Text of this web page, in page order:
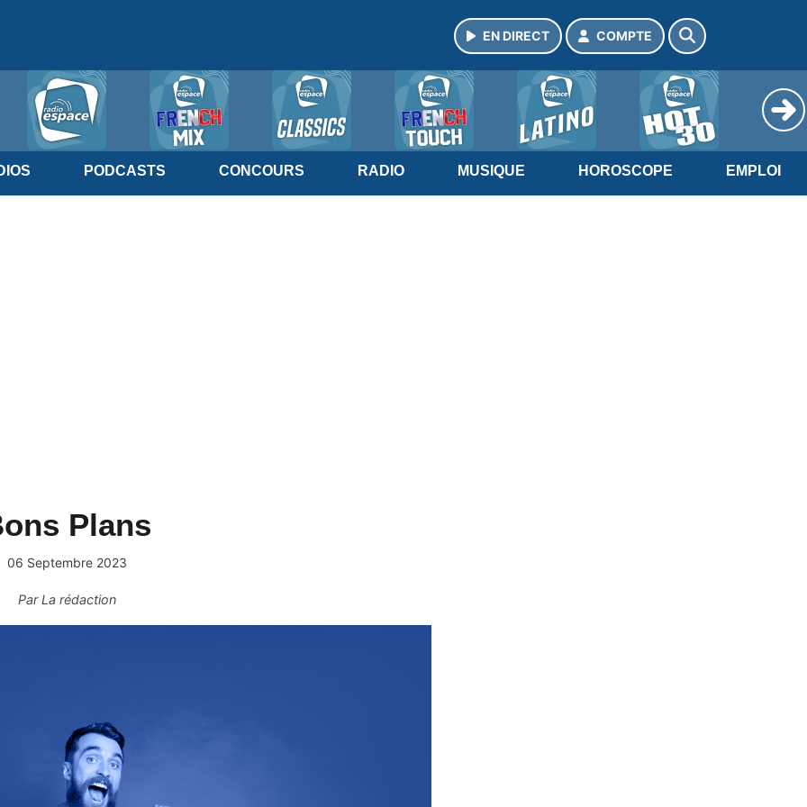
EN DIRECT COMPTE
PODCASTS CONCOURS RADIO MUSIQUE HOROSCOPE EMPLOI
Plans
06 Septembre 2023
ParLa rédaction